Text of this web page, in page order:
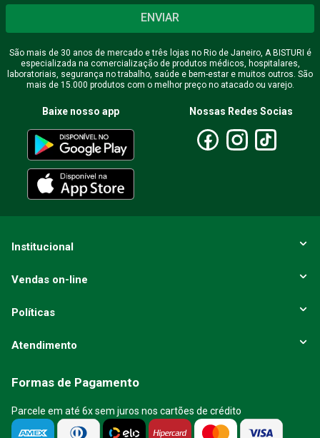
ENVIAR
São mais de 30 anos de mercado e três lojas no Rio de Janeiro, A BISTURI é
especializada na comercialização de produtos médicos, hospitalares,
laboratoriais, segurança no trabalho, saúde e bem-estar e muitos outros. São
mais de 15.000 produtos com o melhor preço no atacado ou varejo.
Baixe nosso app Nossas Redes Socias
Institucional
Vendas on-line
Políticas
Atendimento
Formas de Pagamento
Parcele em até 6x sem juros nos cartões de crédito